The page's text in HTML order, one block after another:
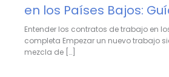
en los Países Bajos:
Entender los contratos de trabajo en
completa Empezar un nuevo trabajo
mezcla de […]